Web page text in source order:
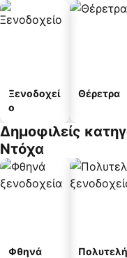
Ξενοδοχεί
ο
Θέρετρα
Δημοφιλείς
Ντόχα
Φθηνά
Πολυτελή